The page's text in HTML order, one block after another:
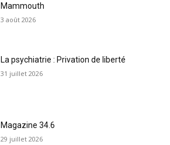
Mammouth
3 août 2026
La psychiatrie : Privation de liberté
31 juillet 2026
Magazine 34.6
29 juillet 2026